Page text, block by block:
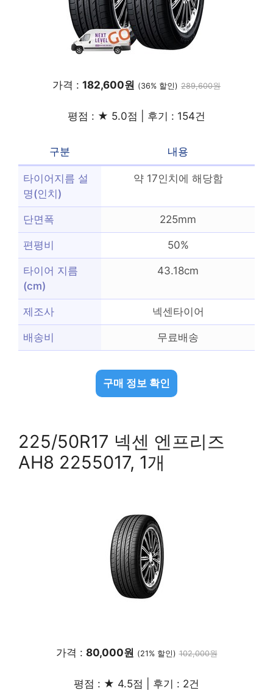
가격 : 182,600원 (36% 할인) 289,600원
평점 : ★ 5.0점 | 후기 : 154건
구분 내용
타이어지름 설
명(인치)
약 17인치에 해당함
단면폭 225mm
편평비 50%
타이어 지름
(cm)
43.18cm
제조사 넥센타이어
배송비 무료배송
구매 정보 확인
225/50R17 넥센 엔프리즈
AH8 2255017, 1개
가격 : 80,000원 (21% 할인) 102,000원
평점 : ★ 4.5점 | 후기 : 2건